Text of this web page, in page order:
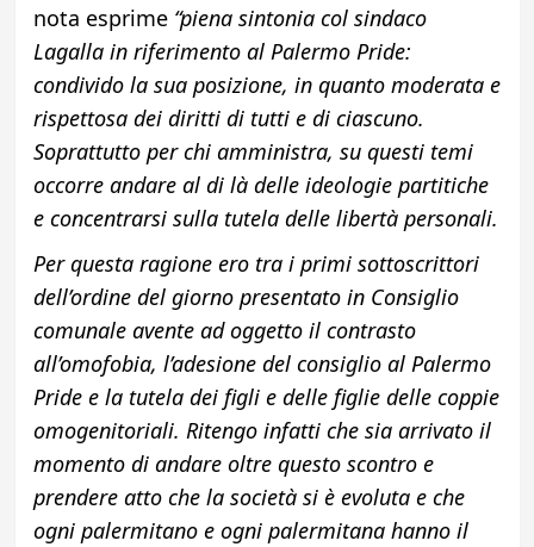
nota esprime“piena sintonia col sindaco
Lagalla in riferimento al Palermo Pride:
condivido la sua posizione, in quanto moderata e
rispettosa dei diritti di tutti e di ciascuno.
Soprattutto per chi amministra, su questi temi
occorre andare al di là delle ideologie partitiche
e concentrarsi sulla tutela delle libertà personali.
Per questa ragione ero tra i primi sottoscrittori
dell’ordine del giorno presentato in Consiglio
comunale avente ad oggetto il contrasto
all’omofobia, l’adesione del consiglio al Palermo
Pride e la tutela dei figli e delle figlie delle coppie
omogenitoriali. Ritengo infatti che sia arrivato il
momento di andare oltre questo scontro e
prendere atto che la società si è evoluta e che
ogni palermitano e ogni palermitana hanno il